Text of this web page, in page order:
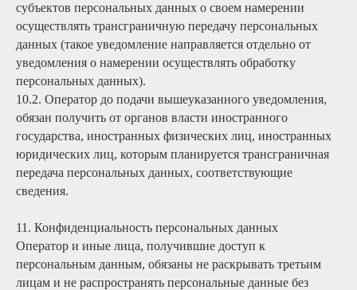
субъектов персональных данных о своем намерении
осуществлять трансграничную передачу персональных
данных (такое уведомление направляется отдельно от
уведомления о намерении осуществлять обработку
персональных данных).
10.2. Оператор до подачи вышеуказанного уведомления,
обязан получить от органов власти иностранного
государства, иностранных физических лиц, иностранных
юридических лиц, которым планируется трансграничная
передача персональных данных, соответствующие
сведения.
11. Конфиденциальность персональных данных
Оператор и иные лица, получившие доступ к
персональным данным, обязаны не раскрывать третьим
лицам и не распространять персональные данные без